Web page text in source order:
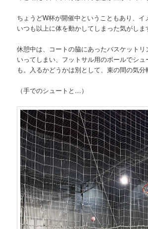
ちょうどW杯が開催中ということもあり、イ
いつも以上に体を動かしてしまった気がしま
休憩中は、コートの脇にあったバスケット
いってしまい、フットサル用のボールでシ
も。入るかどうかは別として、束の間の気分
（手でのシュートと…）